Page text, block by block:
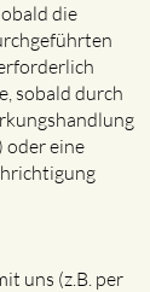
die
sobald durch
oder eine
uns (z.B. per